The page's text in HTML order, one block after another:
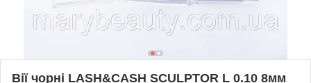
Вії чорні LASH&CASH SCULPTOR L 0.10 8мм